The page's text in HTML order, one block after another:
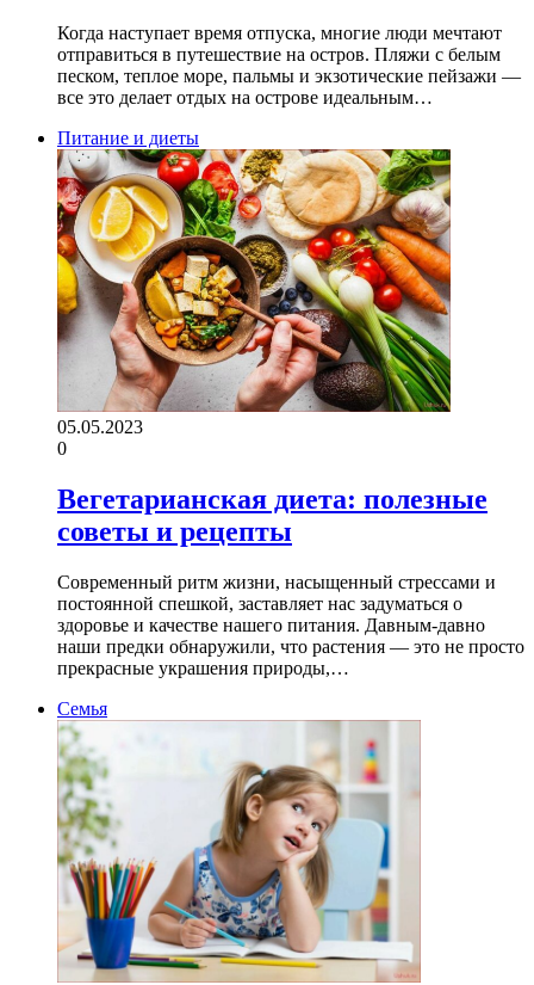
Когда наступает время отпуска, многие люди мечтают
отправиться в путешествие на остров. Пляжи с белым
песком, теплое море, пальмы и экзотические пейзажи —
все это делает отдых на острове идеальным…
Питание и диеты
05.05.2023
0
Вегетарианская диета: полезные
советы и рецепты
Современный ритм жизни, насыщенный стрессами и
постоянной спешкой, заставляет нас задуматься о
здоровье и качестве нашего питания. Давным-давно
наши предки обнаружили, что растения — это не просто
прекрасные украшения природы,…
Семья